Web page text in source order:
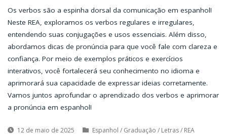
Os verbos são a espinha dorsal da comunicação em espanhol!
Neste REA, exploramos os verbos regulares e irregulares,
entendendo suas conjugações e usos essenciais. Além disso,
abordamos dicas de pronúncia para que você fale com clareza e
confiança. Por meio de exemplos práticos e exercícios
interativos, você fortalecerá seu conhecimento no idioma e
aprimorará sua capacidade de expressar ideias corretamente.
Vamos juntos aprofundar o aprendizado dos verbos e aprimorar
a pronúncia em espanhol!
12 de maio de 2025 Espanhol / Graduação / Letras/ REA